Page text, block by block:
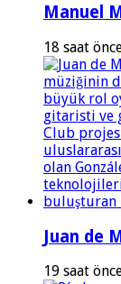
Manuel
18 saat
Juan de
19 saat